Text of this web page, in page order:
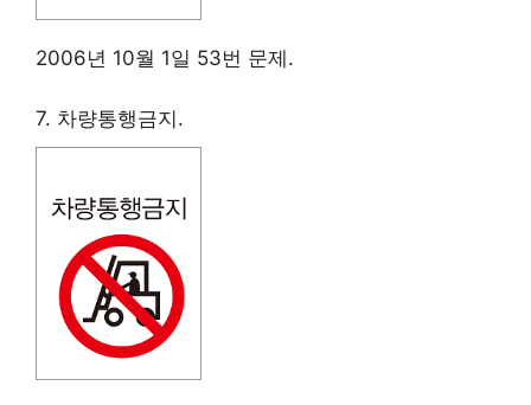
2006년 10월 1일 53번 문제.
7. 차량통행금지.